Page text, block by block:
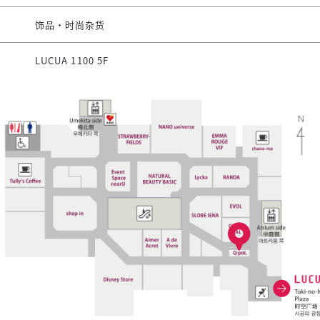
饰品・时尚杂货
LUCUA 1100 5F